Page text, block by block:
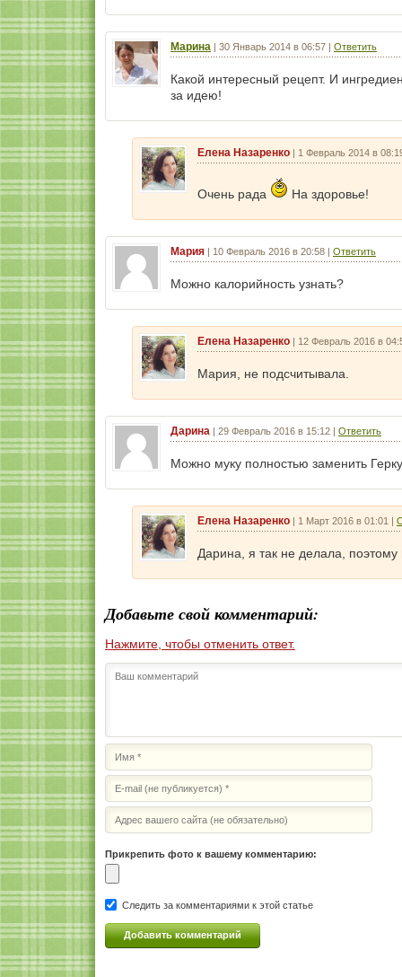
Марина 30 Январь 2014 в 06:57 Ответить
Какой интересный рецепт. И
за идею!
Елена Назаренко 1 Февраль 2014 в
Очень рада На здоровье!
Мария 10 Февраль 2016 в 20:58 Ответить
Можно калорийность узнать?
Елена Назаренко 12 Февраль 2016 в
Мария, не подсчитывала.
Дарина 29 Февраль 2016 в 15:12 Ответить
Можно муку полностью заменить
Елена Назаренко 1 Март 2016 в 01:01
Дарина, я так не делала, поэтому
Добавьте свой комментарий:
Нажмите, чтобы отменить ответ.
Прикрепить фото к вашему комментарию:
Следить за комментариями к этой статье